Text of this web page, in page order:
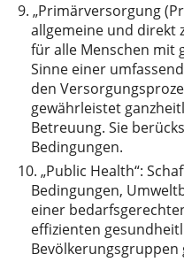
9. „Primärversorgung
allgemeine und direkt
für alle Menschen mit
Sinne einer
den
gewährleistet
Betreuung. Sie
Bedingungen.
10. „Public Health“:
Bedingungen,
einer
effizienten